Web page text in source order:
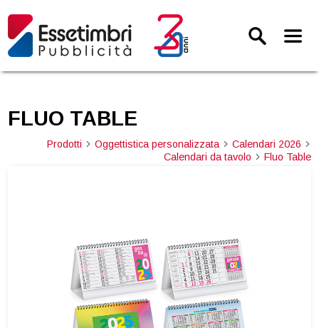
FLUO TABLE
Prodotti arrow_forward_ios Oggettistica personalizzata arrow_forward_ios Calendari 2026 arrow_forward_ios
Calendari da tavolo arrow_forward_ios Fluo Table